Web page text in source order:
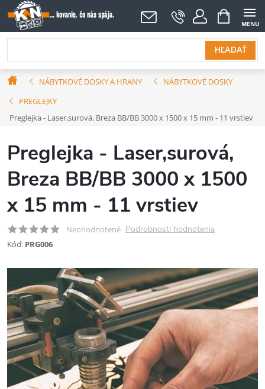
Prejsť
na
obsah
HĽADAŤ
NÁKUPNÝ
KOŠÍK
DomovNÁBYTKOVÉ DOSKY A HRANY
NÁBYTKOVÉ DOSKY
PREGLEJKY
Preglejka - Laser,surová, Breza BB/BB 3000 x 1500 x 15 mm - 11 vrstiev
Preglejka - Laser,surová,
Breza BB/BB 3000 x 1500
x 15 mm - 11 vrstiev
Neohodnotené Podrobnosti hodnotenia
Kód: PRG006